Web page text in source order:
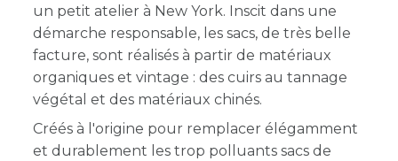
un petit atelier à New York. Inscit dans une
démarche responsable, les sacs, de très belle
facture, sont réalisés à partir de matériaux
organiques et vintage : des cuirs au tannage
végétal et des matériaux chinés.
Créés à l'origine pour remplacer élégamment
et durablement les trop polluants sacs de